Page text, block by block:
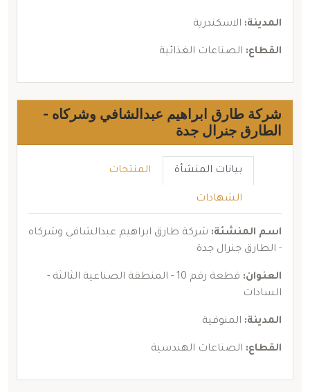
المدينة: الاسكندرية
القطاع: الصناعات الغذائية
شركة طارق ابراهيم عبدالشافي وشركاه -
الطارق جنرال جدة
بيانات المنشأة المنتجات
الشهادات
اسم المنشئة: شركة طارق ابراهيم عبدالشافي وشركاه
- الطارق جنرال جدة
العنوان:
قطعة رقم 10 - المنطقة الصناعية الثالثة -
السادات
المدينة: المنوفية
القطاع: الصناعات الهندسية